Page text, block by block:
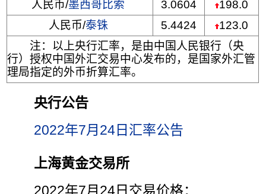
人民币/墨西哥比索 3.0604
198.0
人民币/泰铢 5.4424
123.0
注：以上央行汇率，是由中国人民银行（央
行）授权中国外汇交易中心发布的，是国家外汇管
理局指定的外币折算汇率。
央行公告
2022年7月24日汇率公告
上海黄金交易所
2022年7月24日交易价格：